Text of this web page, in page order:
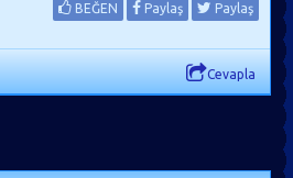
BEĞEN Paylaş Paylaş
Cevapla